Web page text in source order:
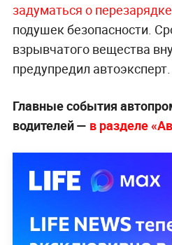
задуматься о
подушек безопасности.
взрывчатого вещества
предупредил автоэксперт.
Главные события
водителей — в разделе